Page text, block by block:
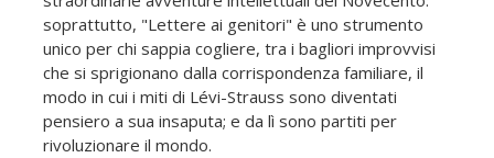
soprattutto, "Lettere ai genitori" è uno strumento
unico per chi sappia cogliere, tra i bagliori improvvisi
che si sprigionano dalla corrispondenza familiare, il
modo in cui i miti di Lévi-Strauss sono diventati
pensiero a sua insaputa; e da lì sono partiti per
rivoluzionare il mondo.